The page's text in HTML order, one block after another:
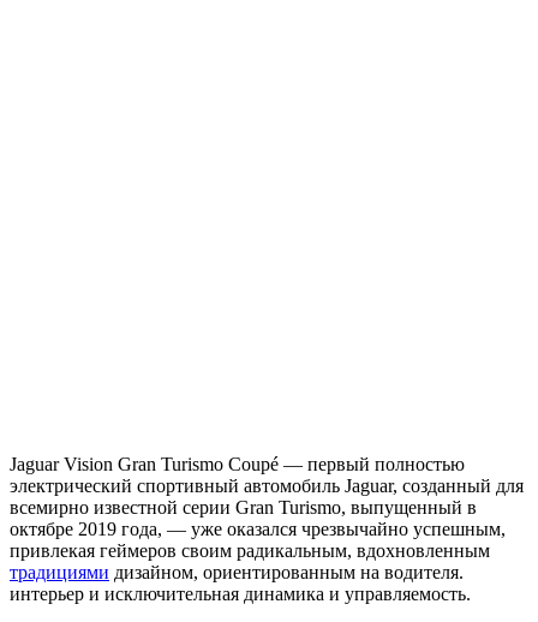
Jaguar Vision Gran Turismo Coupé — первый полностью
электрический спортивный автомобиль Jaguar, созданный для
всемирно известной серии Gran Turismo, выпущенный в
октябре 2019 года, — уже оказался чрезвычайно успешным,
привлекая геймеров своим радикальным, вдохновленным
традициями дизайном, ориентированным на водителя.
интерьер и исключительная динамика и управляемость.